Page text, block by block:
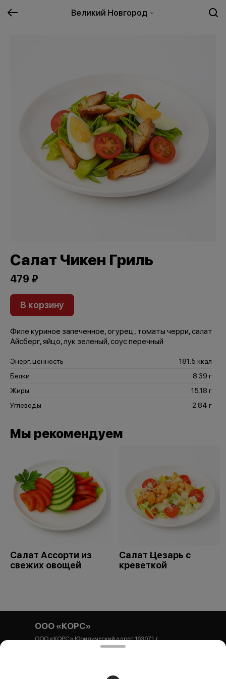
Великий Новгород
Салат Чикен Гриль
479 ₽
В корзину
Филе куриное запеченное, огурец, томаты черри, салат
Айсберг, яйцо, лук зеленый, соус перечный
Энерг. ценность
181.5 ккал
Белки
8.39 г
Жиры
15.18 г
Углеводы
2.84 г
Мы рекомендуем
Салат Ассорти из
свежих овощей
Салат Цезарь с
креветкой
ООО «КОРС»
ООО «КОРС» Юридический адрес 163071, г.
Архангельск, ул. Гайдара, 44, корпус 1, офис 54
40702810304710000044 Архангельское ОСБ № 8637